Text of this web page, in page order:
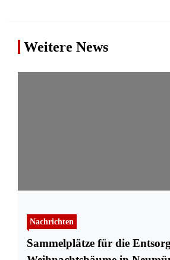
Weitere News
Nachrichten
Sammelplätze für die